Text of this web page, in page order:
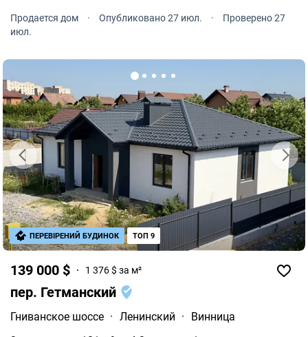
Продается дом · Опубликовано 27 июл. ·
Проверено 27
июл.
139 000 $ 1 376 $ за м²
пер. Гетманский
Гниванское шоссе · Ленинский ·
Винница
ПЕРЕВІРЕНИЙ БУДИНОК ТОП 9